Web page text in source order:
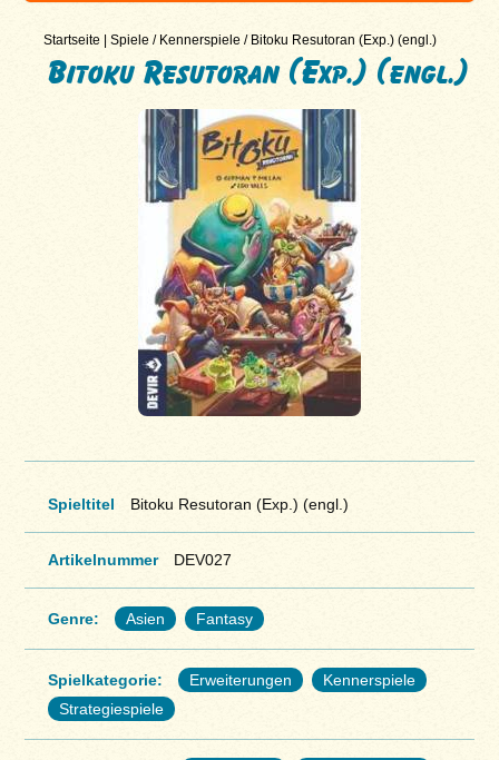
Startseite |Spiele / Kennerspiele / Bitoku Resutoran (Exp.) (engl.)
Bitoku Resutoran (Exp.) (engl.)
Spieltitel Bitoku Resutoran (Exp.) (engl.)
Artikelnummer DEV027
Genre: Asien Fantasy
Spielkategorie: Erweiterungen
Kennerspiele
Strategiespiele